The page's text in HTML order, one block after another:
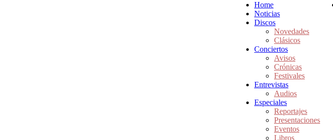
Home
Noticias
Discos
Novedades
Clásicos
Conciertos
Avisos
Crónicas
Festivales
Entrevistas
Audios
Especiales
Reportajes
Presentaciones
Eventos
Libros